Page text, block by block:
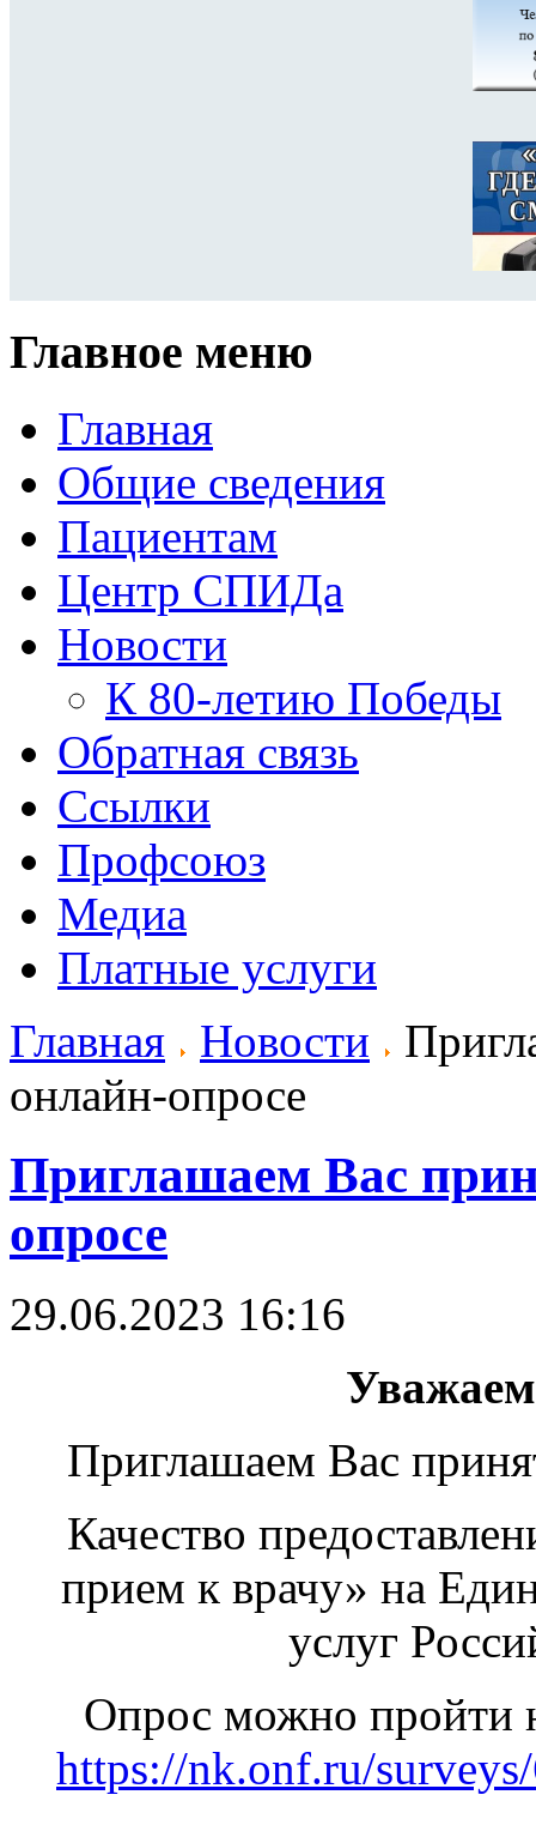
Главное меню
Главная
Общие сведения
Пациентам
Центр СПИДа
Новости
К 80-летию Победы
Обратная связь
Ссылки
Профсоюз
Медиа
Платные услуги
Главная
Новости
онлайн-опросе
Приглашаем Вас
опросе
29.06.2023 16:16
Приглашаем Вас
Качество
прием к врачу» на
услуг
Опрос можно пройти
https://nk.onf.ru/